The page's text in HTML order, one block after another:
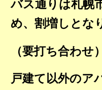
バス通りは札幌
め、割増しとな
（要打ち合わせ）
戸建て以外のア